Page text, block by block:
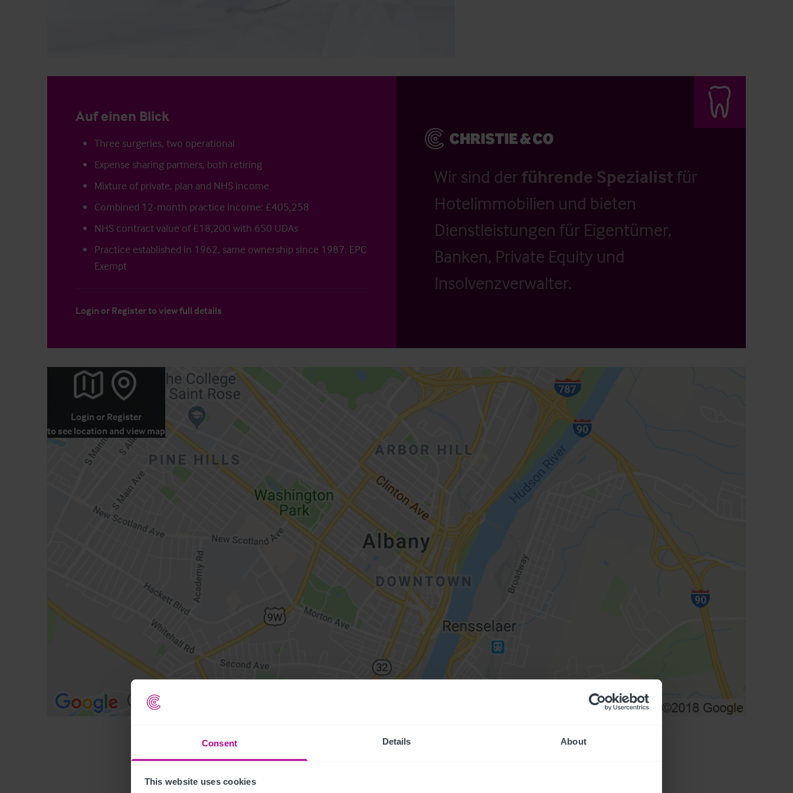
Consent Details About
This website uses cookies
Auf einen Blick
Three surgeries, two operational
Expense sharing partners, both retiring
Mixture of private, plan and NHS income
Combined 12-month practice income: £405,258
NHS contract value of £18,200 with 650 UDAs
Practice established in 1962, same ownership since 1987. EPC
Exempt
Login or Registerto view full details
Wir sind der führende Spezialistfür
Hotelimmobilien und bieten
Dienstleistungen für Eigentümer,
Banken, Private Equity und
Insolvenzverwalter.
Login or Register
to see location and view map